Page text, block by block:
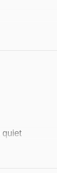
quiet